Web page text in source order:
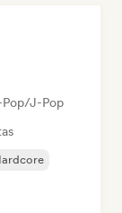
Pop/J-Pop